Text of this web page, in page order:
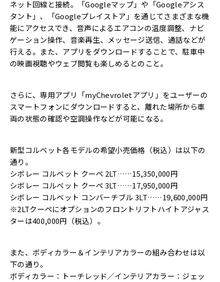
ネット回線と接続。「Googleマップ」や「Googleアシス
タント」、「Googleプレイストア」を通じてさまざまな機
能にアクセスでき、音声によるエアコンの温度調整、ナビ
ゲーション操作、音楽再生、メッセージ送信、通話などが
行える。また、アプリをダウンロードすることで、駐車中
の映画視聴やウェブ閲覧も楽しめるとのこと。
さらに、専用アプリ「myChevroletアプリ」をユーザーの
スマートフォンにダウンロードすると、離れた場所から車
両の状態の確認や空調操作などが可能になる。
新型コルベット各モデルの希望小売価格（税込）は以下の
通り。
シボレー コルベット クーペ 2LT……15,350,000円
シボレー コルベット クーペ 3LT……17,950,000円
シボレー コルベット コンバーチブル 3LT……19,600,000円
※2LTクーペにオプションのフロントリフトハイトアジャス
ターは400,000円（税込）。
また、ボディカラー＆インテリアカラーの組み合わせは以
下の通り。
ボディカラー：トーチレッド／インテリアカラー：ジェッ